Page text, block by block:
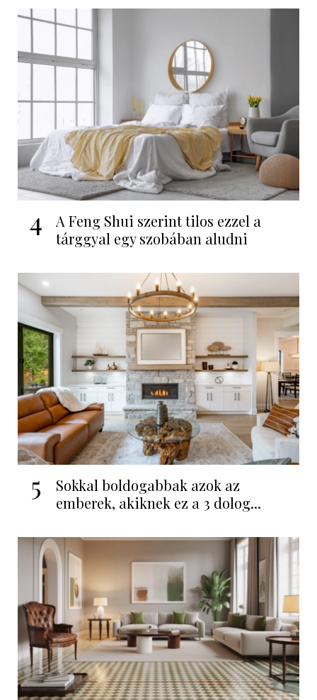
4
A Feng Shui szerint tilos ezzel a
tárggyal egy szobában aludni
5
Sokkal boldogabbak azok az
emberek, akiknek ez a 3 dolog...